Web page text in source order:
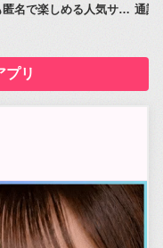
名で楽しめる人気サー 通話
プリ